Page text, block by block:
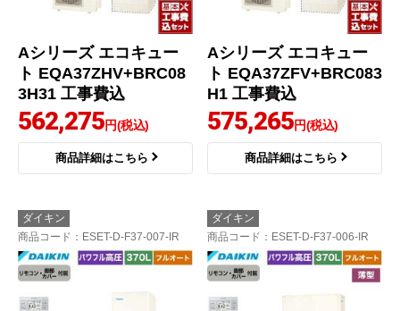
Aシリーズ エコキュー
ト EQA37ZHV+BRC08
3H31 工事費込
562,275円(税込)
商品詳細はこちら
Aシリーズ エコキュー
ト EQA37ZFV+BRC083
H1 工事費込
575,265円(税込)
商品詳細はこちら
ダイキン
商品コード ：ESET-D-F37-007-IR
ダイキン
商品コード ：ESET-D-F37-006-IR